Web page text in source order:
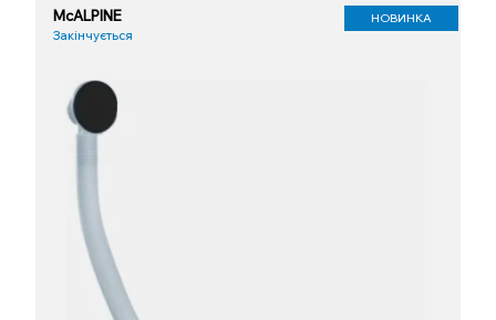
McALPINE
Закінчується
НОВИНКА